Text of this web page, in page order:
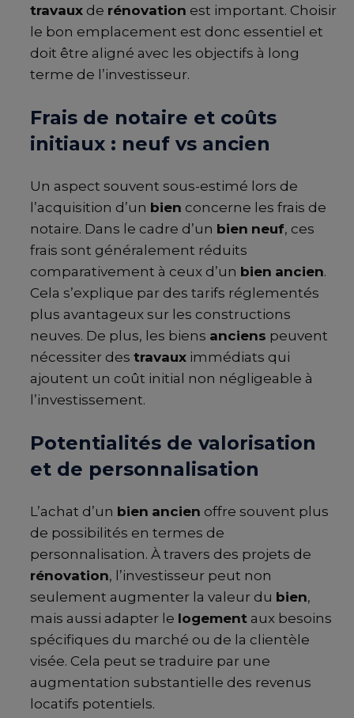
travaux de rénovation est important. Choisir
le bon emplacement est donc essentiel et
doit être aligné avec les objectifs à long
terme de l’investisseur.
Frais de notaire et coûts
initiaux : neuf vs ancien
Un aspect souvent sous-estimé lors de
l’acquisition d’un bien concerne les frais de
notaire. Dans le cadre d’un bien neuf, ces
frais sont généralement réduits
comparativement à ceux d’un bien ancien.
Cela s’explique par des tarifs réglementés
plus avantageux sur les constructions
neuves. De plus, les biens anciens peuvent
nécessiter des travaux immédiats qui
ajoutent un coût initial non négligeable à
l’investissement.
Potentialités de valorisation
et de personnalisation
L’achat d’un bien ancien offre souvent plus
de possibilités en termes de
personnalisation. À travers des projets de
rénovation, l’investisseur peut non
seulement augmenter la valeur du bien,
mais aussi adapter le logement aux besoins
spécifiques du marché ou de la clientèle
visée. Cela peut se traduire par une
augmentation substantielle des revenus
locatifs potentiels.